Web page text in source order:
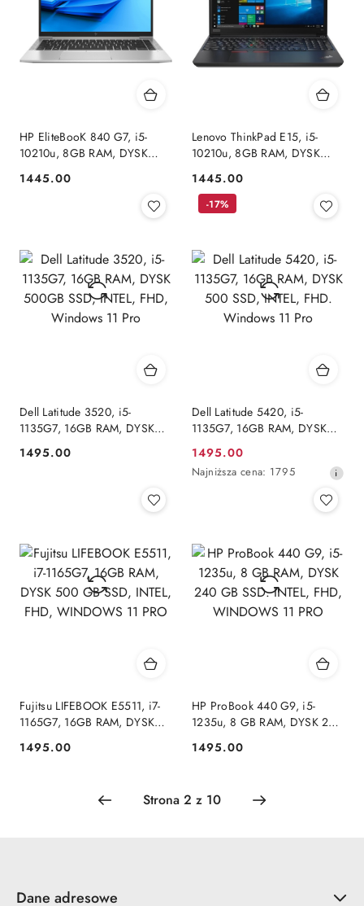
HP EliteBooK 840 G7, i5-
10210u, 8GB RAM, DYSK
Windows 11 Pro
Cena:
1445.00
Lenovo ThinkPad E15, i5-
10210u, 8GB RAM, DYSK
Windows 11 Home
Cena:
1445.00
Dell Latitude 3520, i5-
1135G7, 16GB RAM, DYSK
Windows 11 Pro
Cena:
1495.00
Dell Latitude 5420, i5-
1135G7, 16GB RAM, DYSK
Windows 11 Pro
Cena
promocyjna:
1495.00
Najniższa
przed
obniżką
Najniższa cena: 1795
-17%
Fujitsu LIFEBOOK E5511, i7-
1165G7, 16GB RAM, DYSK
WINDOWS 11 PRO
Cena:
1495.00
HP ProBook 440 G9, i5-
1235u, 8 GB RAM, DYSK 240
WINDOWS 11 PRO
Cena:
1495.00
Dane adresowe